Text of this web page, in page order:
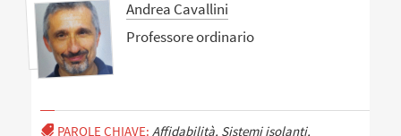
Andrea Cavallini
Professore ordinario
PAROLE CHIAVE: Affidabilità, Sistemi isolanti,